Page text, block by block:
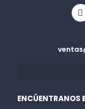
ENCÚENTRANOS